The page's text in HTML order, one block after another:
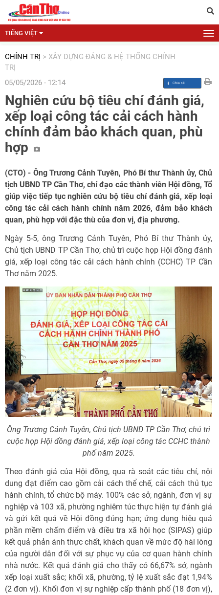
TIẾNG VIỆT
CHÍNH TRỊ > XÂY DỰNG ĐẢNG & HỆ THỐNG CHÍNH
TRỊ
05/05/2026 - 12:14
Nghiên cứu bộ tiêu chí đánh giá,
xếp loại công tác cải cách hành
chính đảm bảo khách quan, phù
hợp
(CTO) - Ông Trương Cảnh Tuyên, Phó Bí thư Thành ủy, Chủ
tịch UBND TP Cần Thơ, chỉ đạo các thành viên Hội đồng, Tổ
giúp việc tiếp tục nghiên cứu bộ tiêu chí đánh giá, xếp loại
công tác cải cách hành chính năm 2026, đảm bảo khách
quan, phù hợp với đặc thù của đơn vị, địa phương.
Ngày 5-5, ông Trương Cảnh Tuyên, Phó Bí thư Thành ủy,
Chủ tịch UBND TP Cần Thơ, chủ trì cuộc họp Hội đồng đánh
giá, xếp loại công tác cải cách hành chính (CCHC) TP Cần
Thơ năm 2025.
Ông Trương Cảnh Tuyên, Chủ tịch UBND TP Cần Thơ, chủ trì
cuộc họp Hội đồng đánh giá, xếp loại công tác CCHC thành
phố năm 2025.
Theo đánh giá của Hội đồng, qua rà soát các tiêu chí, nội
dung đạt điểm cao gồm cải cách thể chế, cải cách thủ tục
hành chính, tổ chức bộ máy. 100% các sở, ngành, đơn vị sự
nghiệp và 103 xã, phường nghiêm túc thực hiện tự đánh giá
và gửi kết quả về Hội đồng đúng hạn; ứng dụng hiệu quả
phần mềm chấm điểm và điều tra xã hội học (SIPAS) giúp
kết quả phản ánh thực chất, khách quan về mức độ hài lòng
của người dân đối với sự phục vụ của cơ quan hành chính
nhà nước. Kết quả đánh giá cho thấy có 66,67% sở, ngành
xếp loại xuất sắc; khối xã, phường, tỷ lệ xuất sắc đạt 1,94%
(2 đơn vị). Khối đơn vị sự nghiệp cấp thành phố (18 đơn vị),